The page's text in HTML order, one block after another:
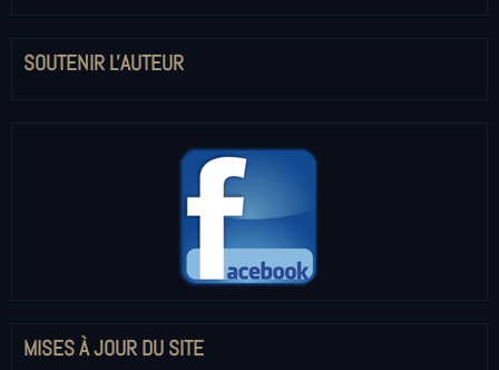
SOUTENIR L'AUTEUR
MISES À JOUR DU SITE